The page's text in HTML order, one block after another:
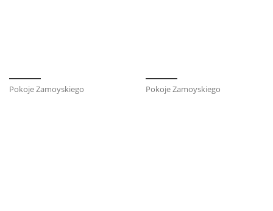
Pokoje Zamoyskiego Pokoje Zamoyskiego